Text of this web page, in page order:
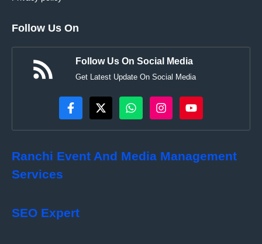
Follow Us On
Follow Us On Social Media
Get Latest Update On Social Media
Ranchi Event And Media Management
Services
SEO Expert